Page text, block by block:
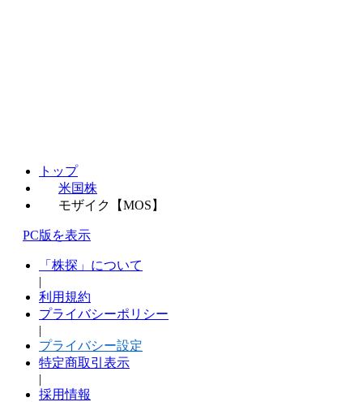
トップ
米国株
モザイク【MOS】
PC版を表示
「株探」について
|
利用規約
プライバシーポリシー
|
プライバシー設定
特定商取引表示
|
採用情報